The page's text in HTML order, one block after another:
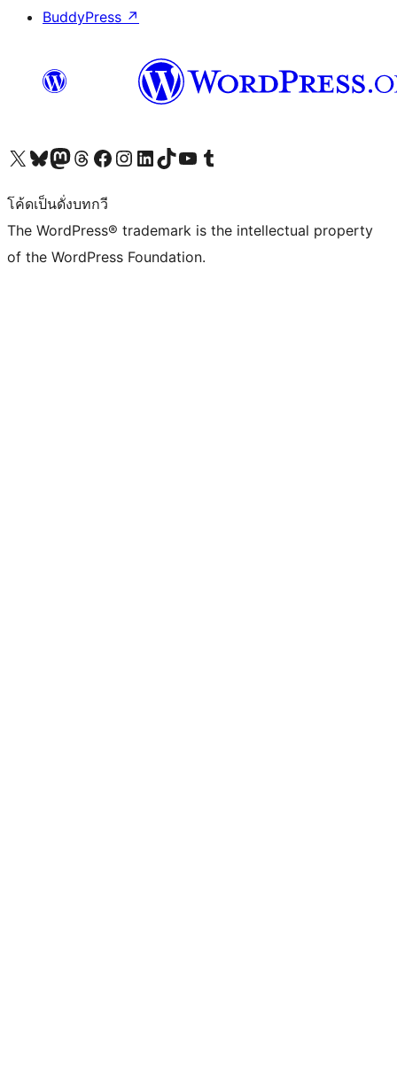
BuddyPress ↗
Visit our X (formerly Twitter) account
Visit our Bluesky account
Visit our Mastodon account
Visit our Threads account
Visit our Facebook page
Visit our Instagram account
Visit our LinkedIn account
Visit our TikTok account
Visit our YouTube channel
Visit our Tumblr account
โค้ดเป็นดั่งบทกวี
The WordPress® trademark is the intellectual property
of the WordPress Foundation.